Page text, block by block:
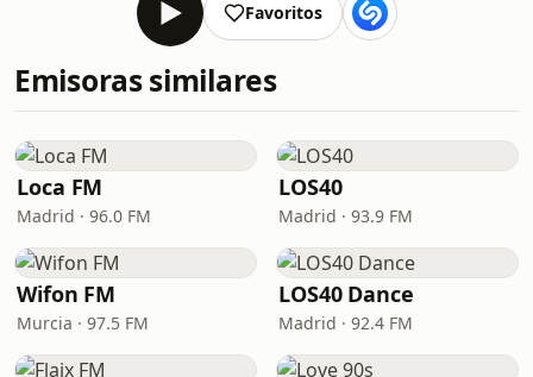
Favoritos
Emisoras similares
Loca FM
Madrid · 96.0 FM
LOS40
Madrid · 93.9 FM
Wifon FM
Murcia · 97.5 FM
LOS40 Dance
Madrid · 92.4 FM